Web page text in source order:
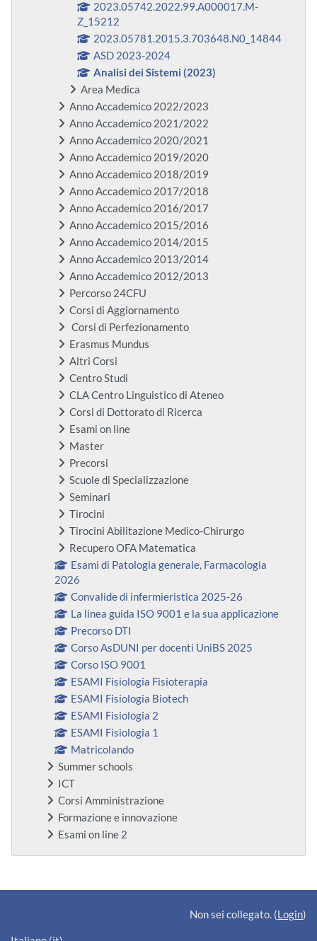
2023.05742.2022.99.A000017.M-
Z_15212
2023.05781.2015.3.703648.N0_14844
ASD 2023-2024
Analisi dei Sistemi (2023)
Area Medica
Anno Accademico 2022/2023
Anno Accademico 2021/2022
Anno Accademico 2020/2021
Anno Accademico 2019/2020
Anno Accademico 2018/2019
Anno Accademico 2017/2018
Anno Accademico 2016/2017
Anno Accademico 2015/2016
Anno Accademico 2014/2015
Anno Accademico 2013/2014
Anno Accademico 2012/2013
Percorso 24CFU
Corsi di Aggiornamento
Corsi di Perfezionamento
Erasmus Mundus
Altri Corsi
Centro Studi
CLA Centro Linguistico di Ateneo
Corsi di Dottorato di Ricerca
Esami on line
Master
Precorsi
Scuole di Specializzazione
Seminari
Tirocini
Tirocini Abilitazione Medico-Chirurgo
Recupero OFA Matematica
Esami di Patologia generale, Farmacologia
2026
Convalide di infermieristica 2025-26
La linea guida ISO 9001 e la sua applicazione
Precorso DTI
Corso AsDUNI per docenti UniBS 2025
Corso ISO 9001
ESAMI Fisiologia Fisioterapia
ESAMI Fisiologia Biotech
ESAMI Fisiologia 2
ESAMI Fisiologia 1
Matricolando
Summer schools
ICT
Corsi Amministrazione
Formazione e innovazione
Esami on line 2
Blocchi supplementari
Non sei collegato. (Login)